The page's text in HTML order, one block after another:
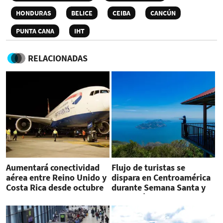
HONDURAS
BELICE CEIBA
CANCÚN
PUNTA CANA
IHT
RELACIONADAS
Aumentará conectividad
aérea entre Reino Unido y
Costa Rica desde octubre
Flujo de turistas se
dispara en Centroamérica
durante Semana Santa y
marca récords